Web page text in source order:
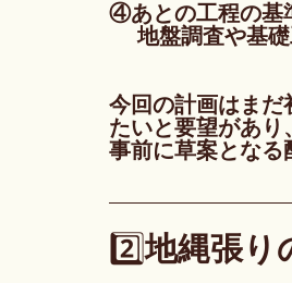
④あとの工程の基
地盤調査や基礎
今回の計画はまだ
たいと要望があり
事前に草案となる
2️⃣地縄張り